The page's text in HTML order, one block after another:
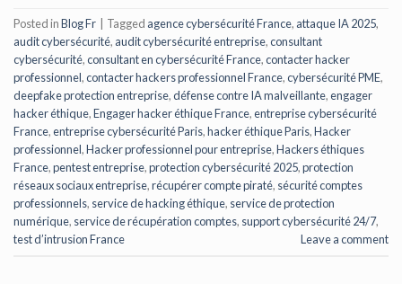
Posted inBlog Fr Tagged agence cybersécurité France, attaque IA 2025,
audit cybersécurité, audit cybersécurité entreprise,consultant
cybersécurité,consultant en cybersécurité France,contacter hacker
professionnel,contacter hackers professionnel France,cybersécurité PME,
deepfake protection entreprise,défense contre IA malveillante,engager
hacker éthique,Engager hacker éthique France,entreprise cybersécurité
France,entreprise cybersécurité Paris,hacker éthique Paris,Hacker
professionnel,Hacker professionnel pour entreprise,Hackers éthiques
France,pentest entreprise,protection cybersécurité 2025,protection
réseaux sociaux entreprise,récupérer compte piraté, sécurité comptes
professionnels, service de hacking éthique, service de protection
numérique, service de récupération comptes, support cybersécurité 24/7,
test d’intrusion France
Leave a comment